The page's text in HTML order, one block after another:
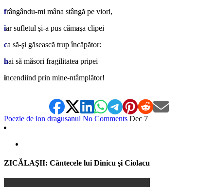
frângându-mi mâna stângă pe viori,
iar sufletul şi-a pus cămaşa clipei
ca să-şi găsească trup încăpător:
hai să măsori fragilitatea pripei
incendiind prin mine-ntâmplător!
Poezie de ion dragusanul No Comments Dec 7
ZICĂLAŞII: Cântecele lui Dinicu şi Ciolacu